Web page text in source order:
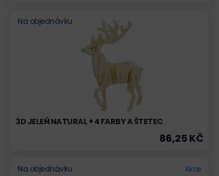
Na objednávku
3D JELEŇ NATURAL + 4 FARBY A ŠTETEC
86,25 KČ
Na objednávku Akce